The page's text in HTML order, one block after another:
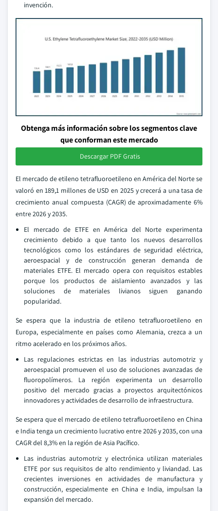
invención.
Obtenga más información sobre los segmentos clave
que conforman este mercado
Descargar PDF Gratis
El mercado de etileno tetrafluoroetileno en América del Norte se
valoró en 189,1 millones de USD en 2025 y crecerá a una tasa de
crecimiento anual compuesta (CAGR) de aproximadamente 6%
entre 2026 y 2035.
El mercado de ETFE en América del Norte experimenta
crecimiento debido a que tanto los nuevos desarrollos
tecnológicos como los estándares de seguridad eléctrica,
aeroespacial y de construcción generan demanda de
materiales ETFE. El mercado opera con requisitos estables
porque los productos de aislamiento avanzados y las
soluciones de materiales livianos siguen ganando
popularidad.
Se espera que la industria de etileno tetrafluoroetileno en
Europa, especialmente en países como Alemania, crezca a un
ritmo acelerado en los próximos años.
Las regulaciones estrictas en las industrias automotriz y
aeroespacial promueven el uso de soluciones avanzadas de
fluoropolímeros. La región experimenta un desarrollo
positivo del mercado gracias a proyectos arquitectónicos
innovadores y actividades de desarrollo de infraestructura.
Se espera que el mercado de etileno tetrafluoroetileno en China
e India tenga un crecimiento lucrativo entre 2026 y 2035, con una
CAGR del 8,3% en la región de Asia Pacífico.
Las industrias automotriz y electrónica utilizan materiales
ETFE por sus requisitos de alto rendimiento y liviandad. Las
crecientes inversiones en actividades de manufactura y
construcción, especialmente en China e India, impulsan la
expansión del mercado.